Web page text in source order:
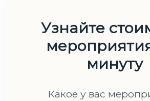
Узнайте
минуту
Какое у вас